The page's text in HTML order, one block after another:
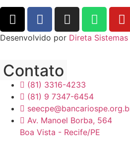
Desenvolvido por Direta Sistemas
Contato
(81) 3316-4233
(81) 9 7347-6454
Av. Manoel Borba, 564
Boa Vista - Recife/PE